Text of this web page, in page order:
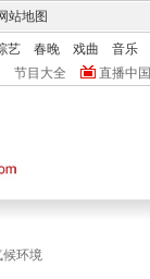
站地图
艺 春晚 戏曲 音乐
节目大全 直播中国
候环境